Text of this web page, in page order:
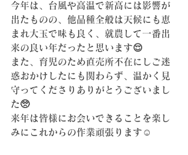
今年は、台風や高温で新高には影響が
出たものの、他品種全般は天候にも恵
まれ大玉で味も良く、就農して一番出
来の良い年だったと思います😌
また、育児のため直売所不在にしご迷
惑おかけしたにも関わらず、温かく見
守ってくださりありがとうございまし
た🥺
来年は皆様にお会いできることを楽し
みにこれからの作業頑張ります☺️